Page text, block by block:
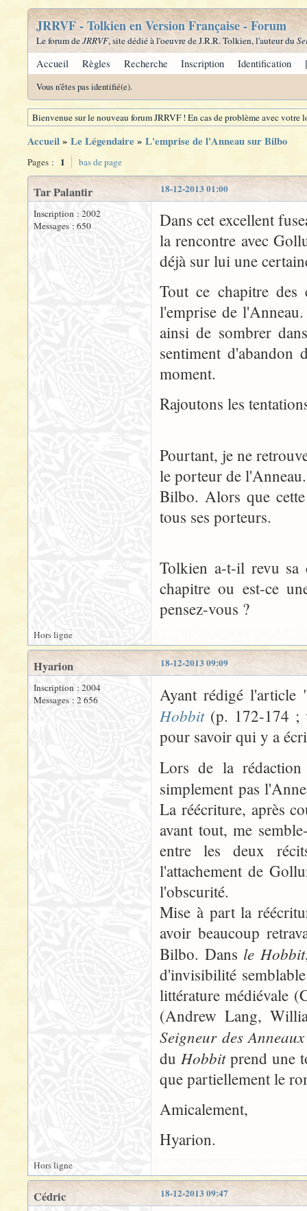
JRRVF - Tolkien en Version Française - Forum
Le forum deJRRVF, site dédié à l'oeuvre de J.R.R. Tolkien, l'auteur du
Accueil Règles Recherche Inscription Identification
Vous n'êtes pas identifié(e).
Bienvenue sur le nouveau forum JRRVF ! En cas de problème avec
Accueil» Le Légendaire » L'emprise de l'Anneau sur Bilbo
Pages : 1 bas de page
18-12-2013 01:00
Tar Palantir
Inscription : 2002
Messages : 650
Dans cet excellent
la rencontre avec
déjà sur lui une
Tout ce chapitre
l'emprise de
ainsi de sombrer
sentiment
moment.
Rajoutons les
Pourtant, je ne
le porteur de
Bilbo. Alors que
tous ses porteurs.
Tolkien a-t-il revu sa
chapitre ou est-ce
pensez-vous ?
Hors ligne
18-12-2013 09:09
Hyarion
Inscription : 2004
Messages : 2 656
Ayant rédigé
Hobbit(p. 172-174 ;
pour savoir qui y a
Lors de la
simplement pas
La réécriture, après
avant tout, me
entre les deux
l'attachement de
l'obscurité.
Mise à part la
avoir beaucoup
Bilbo. Dans le Hobbit
d'invisibilité
littérature médiévale
(Andrew Lang,
Seigneur des Anneaux
duHobbitprend une
que partiellement le
Amicalement,
Hyarion.
Hors ligne
18-12-2013 09:47
Cédric